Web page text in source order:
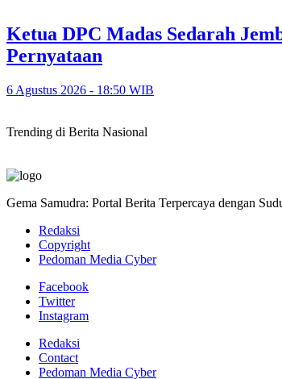
Ketua DPC Madas Sedarah
Pernyataan
6 Agustus 2026 - 18:50 WIB
Trending di Berita Nasional
Gema Samudra: Portal Berita Terpercaya dengan
Redaksi
Copyright
Pedoman Media Cyber
Facebook
Twitter
Instagram
Redaksi
Contact
Pedoman Media Cyber